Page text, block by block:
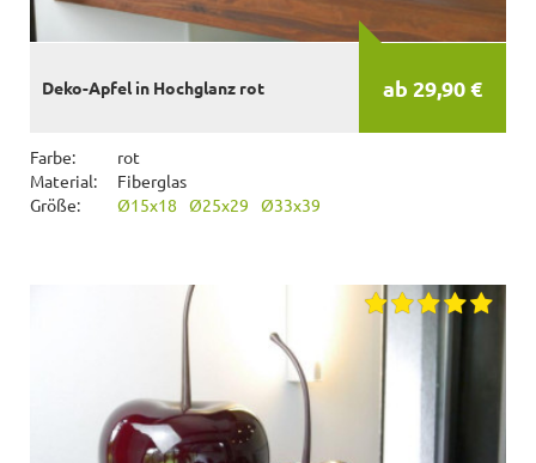
ab 29,90 €
Deko-Apfel in Hochglanz rot
Farbe:
rot
Material:
Fiberglas
Größe:
Ø15x18 Ø25x29 Ø33x39